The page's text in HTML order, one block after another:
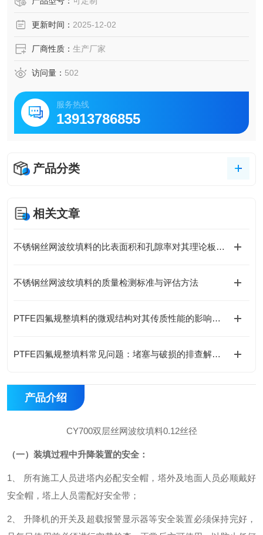
00型丝网波纹填料
更新时间： 2025-12-02
厂商性质： 生产厂家
访问量： 502
服务热线
13913786855
产品分类
相关文章
不锈钢丝网波纹填料的比表面积和孔隙率对其理论板数的影响
不锈钢丝网波纹填料的质量检测标准与评估方法
PTFE四氟规整填料的微观结构对其传质性能的影响机制​
PTFE四氟规整填料常见问题：堵塞与破损的排查解决方法
产品介绍
CY700双层丝网波纹填料0.12丝径
（一）装填过程中升降装置的安全：
1、 所有施工人员进塔内必配安全帽，塔外及地面人员必顺戴好
安全帽，塔上人员需配好安全带；
2、 升降机的开关及超载报警显示器等安全装置必须保持完好，